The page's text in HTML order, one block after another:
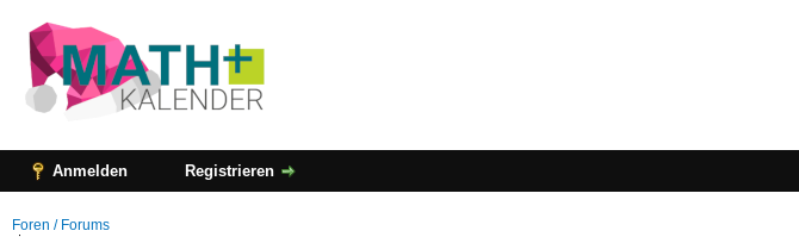
Anmelden Registrieren
Foren / Forums